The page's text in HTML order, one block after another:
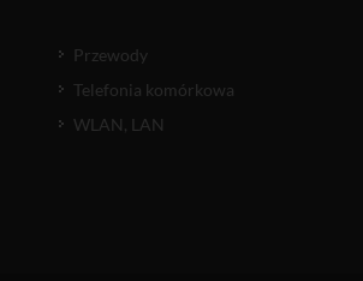
Przewody
Telefonia komórkowa
WLAN, LAN